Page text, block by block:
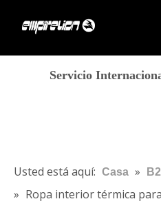
Blog
Contáctenos
Servicio
Usted está aquí: Casa »
» Ropa interior térmica